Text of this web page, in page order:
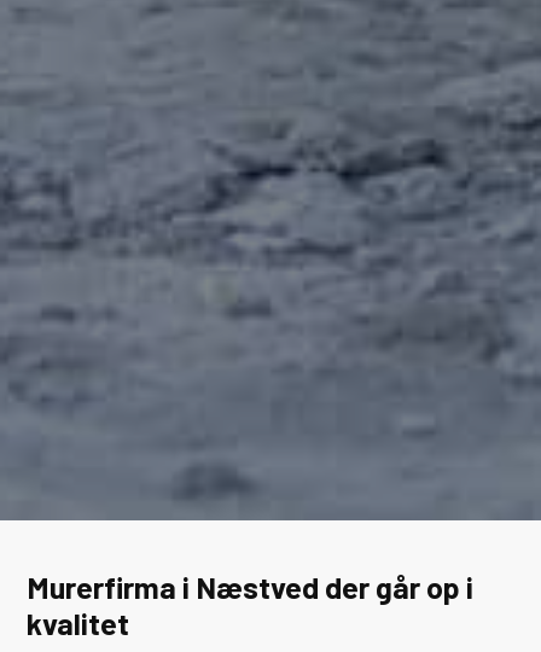
Murerfirma i Næstved der går op i
kvalitet